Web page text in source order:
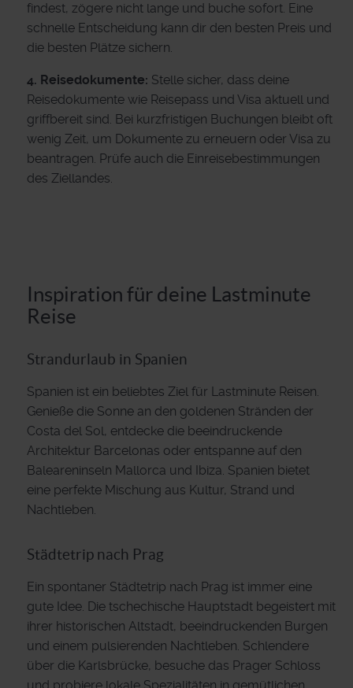
findest, zögere nicht lange und buche sofort. Eine
schnelle Entscheidung kann dir den besten Preis und
die besten Plätze sichern.
4. Reisedokumente: Stelle sicher, dass deine
Reisedokumente wie Reisepass und Visa aktuell und
griffbereit sind. Bei kurzfristigen Buchungen bleibt oft
wenig Zeit, um Dokumente zu erneuern oder Visa zu
beantragen. Prüfe auch die Einreisebestimmungen
des Ziellandes.
Inspiration für deine Lastminute
Reise
Strandurlaub in Spanien
Spanien ist ein beliebtes Ziel für Lastminute Reisen.
Genieße die Sonne an den goldenen Stränden der
Costa del Sol, entdecke die beeindruckende
Architektur Barcelonas oder entspanne auf den
Baleareninseln Mallorca und Ibiza. Spanien bietet
eine perfekte Mischung aus Kultur, Strand und
Nachtleben.
Städtetrip nach Prag
Ein spontaner Städtetrip nach Prag ist immer eine
gute Idee. Die tschechische Hauptstadt begeistert mit
ihrer historischen Altstadt, beeindruckenden Burgen
und einem pulsierenden Nachtleben. Schlendere
über die Karlsbrücke, besuche das Prager Schloss